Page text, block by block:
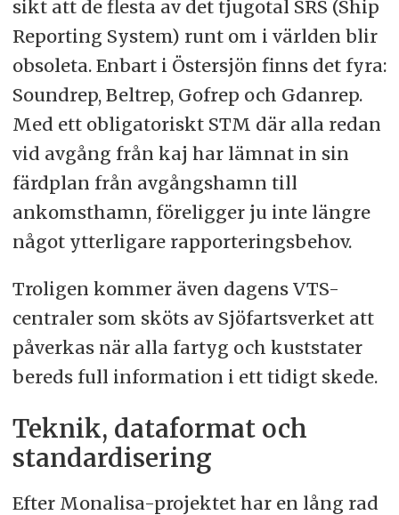
sikt att de flesta av det tjugotal SRS (Ship
Reporting System) runt om i världen blir
obsoleta. Enbart i Östersjön finns det fyra:
Soundrep, Beltrep, Gofrep och Gdanrep.
Med ett obligatoriskt STM där alla redan
vid avgång från kaj har lämnat in sin
färdplan från avgångshamn till
ankomsthamn, föreligger ju inte längre
något ytterligare rapporteringsbehov.
Troligen kommer även dagens VTS-
centraler som sköts av Sjöfartsverket att
påverkas när alla fartyg och kuststater
bereds full information i ett tidigt skede.
Teknik, dataformat och
standardisering
Efter Monalisa-projektet har en lång rad